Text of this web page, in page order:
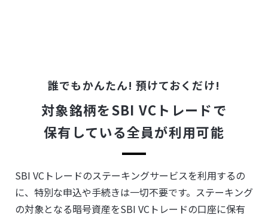
誰でもかんたん! 預けておくだけ!
対象銘柄をSBI VCトレードで
保有している全員が利用可能
SBI VCトレードのステーキングサービスを利用するの
に、特別な申込や手続きは一切不要です。ステーキング
の対象となる暗号資産をSBI VCトレードの口座に保有